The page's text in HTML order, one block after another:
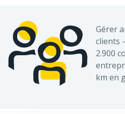
Gérer
clients
2.900
km en